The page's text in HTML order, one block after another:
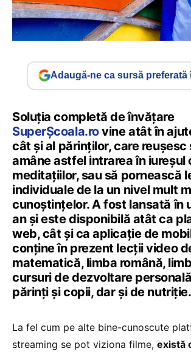
Adaugă-ne ca sursă preferată
Soluția completă de învățare
SuperȘcoala.rovine atât în
cât și al părinților, care reușesc
amâne astfel intrarea în iureșul
meditațiilor, sau să pornească
individuale de la un nivel mult
cunoștințelor. A fost lansată în
an și este disponibilă atât ca
web, cât și ca aplicație de
conține în prezent lecții video
matematică, limba română,
cursuri de dezvoltare
părinți și copii, dar și de nutriție.
La fel cum pe alte bine-cunoscute
streaming se pot viziona filme, există